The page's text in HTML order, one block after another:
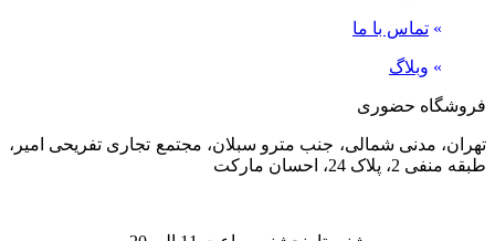
» تماس با ما
» وبلاگ
فروشگاه حضوری
تهران، مدنی شمالی، جنب مترو سبلان، مجتمع تجاری تفریحی امیر،
طبقه منفی 2، پلاک 24، احسان مارکت